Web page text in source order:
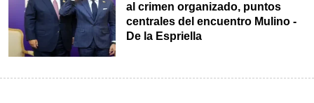
al crimen organizado, puntos
centrales del encuentro Mulino -
De la Espriella